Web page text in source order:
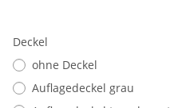
Deckel
ohne Deckel
Auflagedeckel grau